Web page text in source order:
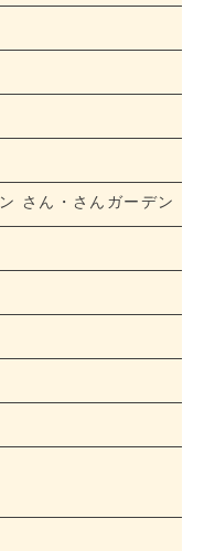
さん・さんガーデン